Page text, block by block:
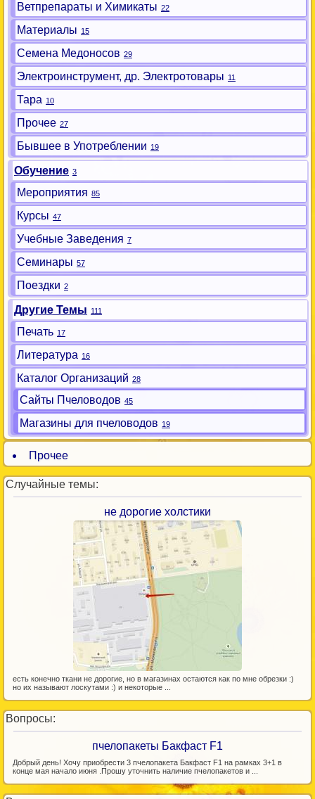
Ветпрепараты и Химикаты 22
Материалы 15
Семена Медоносов 29
Электроинструмент, др. Электротовары 11
Тара 10
Прочее 27
Бывшее в Употреблении 19
Обучение 3
Мероприятия 85
Курсы 47
Учебные Заведения 7
Семинары 57
Поездки 2
Другие Темы 111
Печать 17
Литература 16
Каталог Организаций 28
Сайты Пчеловодов 45
Магазины для пчеловодов 19
Прочее
Случайные темы:
не дорогие холстики
есть конечно ткани не дорогие, но в магазинах остаются как по мне обрезки :)
но их называют лоскутами :) и некоторые ...
Вопросы:
пчелопакеты Бакфаст F1
Добрый день! Хочу приобрести 3 пчелопакета Бакфаст F1 на рамках 3+1 в
конце мая начало июня .Прошу уточнить наличие пчелопакетов и ...